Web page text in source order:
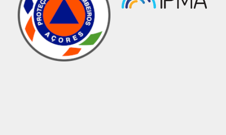
abordados os princípios da Identificação
Humana em Cenários de Exceção, ministrada
pelo Diretor Nacional Adjunto da Polícia
Judiciária, Dr. Carlos Farinha e Princípios sobre
a preservação dos cenários de crime,